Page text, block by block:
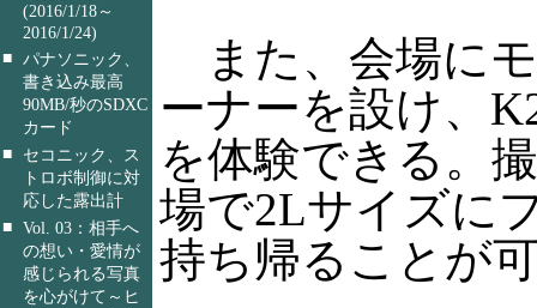
(2016/1/18～
2016/1/24)
■ パナソニック、
書き込み最高
90MB/秒のSDXC
カード
■
セコニック、ス
トロボ制御に対
応した露出計
■ Vol. 03：相手へ
の想い・愛情が
感じられる写真
を心がけて～ヒ
また、会場に
ーナーを設け、
を体験できる。
場で2Lサイズに
持ち帰ることが